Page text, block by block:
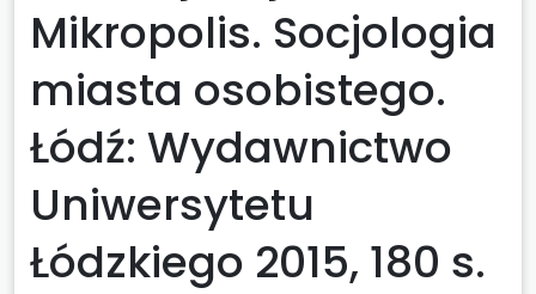
Mikropolis. Socjologia
miasta osobistego.
Łódź: Wydawnictwo
Uniwersytetu
Łódzkiego 2015, 180 s.